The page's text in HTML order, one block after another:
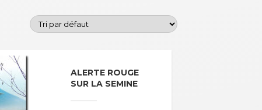
ALERTE ROUGE
SUR LA SEMINE